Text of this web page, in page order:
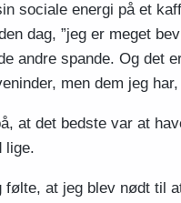
sociale energi på et
dag, ”jeg er meget
andre spande. Og det
men dem jeg
at det bedste var at
lige.
at jeg blev nødt til